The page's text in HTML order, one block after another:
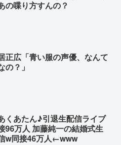
アアイドルで抜かない←こ
の喋り方すんの？
正広「青い服の声優、なんて
の？」
くあたん♪引退生配信ライブ
96万人 加藤純一の結婚式生
w同接46万人←www